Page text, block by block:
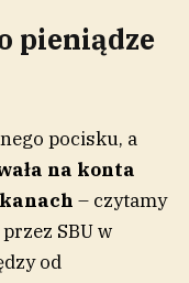
pieniądze
pocisku, a
na konta
– czytamy
SBU w
od